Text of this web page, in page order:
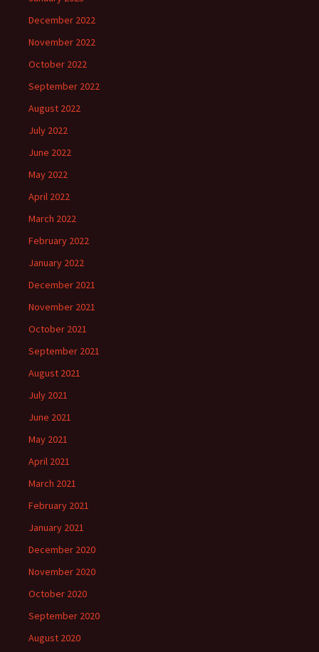
December 2022
November 2022
October 2022
September 2022
August 2022
July 2022
June 2022
May 2022
April 2022
March 2022
February 2022
January 2022
December 2021
November 2021
October 2021
September 2021
August 2021
July 2021
June 2021
May 2021
April 2021
March 2021
February 2021
January 2021
December 2020
November 2020
October 2020
September 2020
August 2020